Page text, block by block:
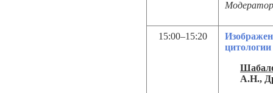
15:00–15:20
цитологии
А.Н.,